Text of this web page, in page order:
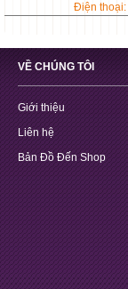
Điện thoại:
VỀ CHÚNG TÔI
Giới thiệu
Liên hệ
Bản Đồ Đến Shop